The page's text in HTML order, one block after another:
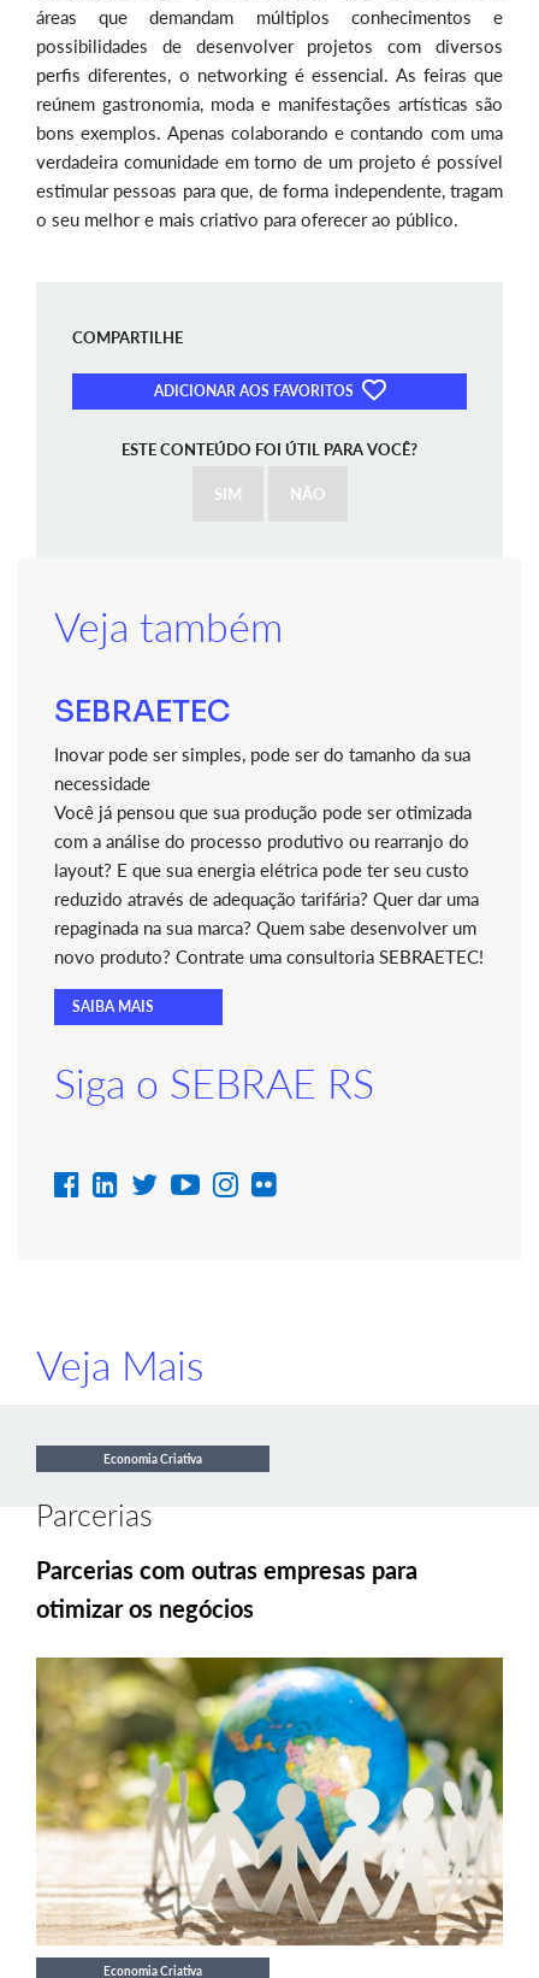
áreas que demandam múltiplos conhecimentos e
possibilidades de desenvolver projetos com diversos
perfis diferentes, o networking é essencial. As feiras que
reúnem gastronomia, moda e manifestações artísticas são
bons exemplos. Apenas colaborando e contando com uma
verdadeira comunidade em torno de um projeto é possível
estimular pessoas para que, de forma independente, tragam
o seu melhor e mais criativo para oferecer ao público.
COMPARTILHE
ADICIONAR AOS FAVORITOS
ESTE CONTEÚDO FOI ÚTIL PARA VOCÊ?
SIM NÃO
Veja também
SEBRAETEC
Inovar pode ser simples, pode ser do tamanho da sua
necessidade
Você já pensou que sua produção pode ser otimizada
com a análise do processo produtivo ou rearranjo do
layout? E que sua energia elétrica pode ter seu custo
reduzido através de adequação tarifária? Quer dar uma
repaginada na sua marca? Quem sabe desenvolver um
novo produto? Contrate uma consultoria SEBRAETEC!
SAIBA MAIS
Siga o SEBRAE RS
Veja Mais
Economia Criativa
Parcerias
Parcerias com outras empresas para
otimizar os negócios
Economia Criativa